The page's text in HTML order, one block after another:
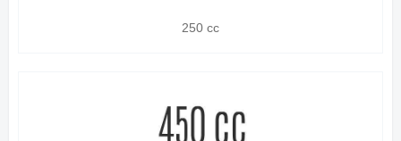
250 cc